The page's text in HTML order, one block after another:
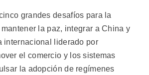
grandes desafíos para la
la paz, integrar a China y
internacional liderado por
el comercio y los sistemas
la adopción de regímenes